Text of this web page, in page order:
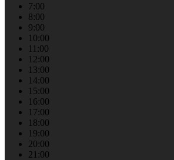
7:00
8:00
9:00
10:00
11:00
12:00
13:00
14:00
15:00
16:00
17:00
18:00
19:00
20:00
21:00